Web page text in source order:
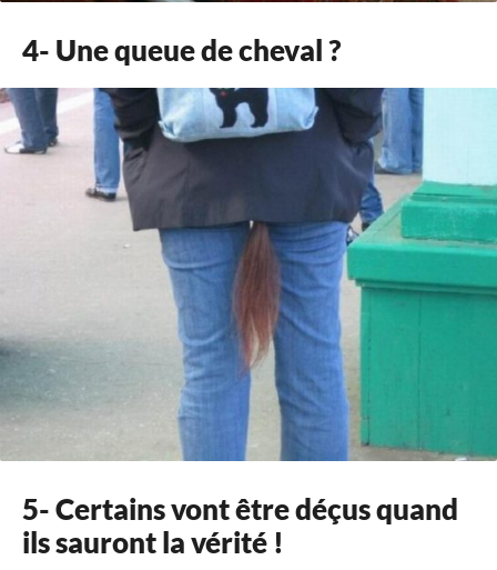
4- Une queue de cheval ?
5- Certains vont être déçus quand
ils sauront la vérité !